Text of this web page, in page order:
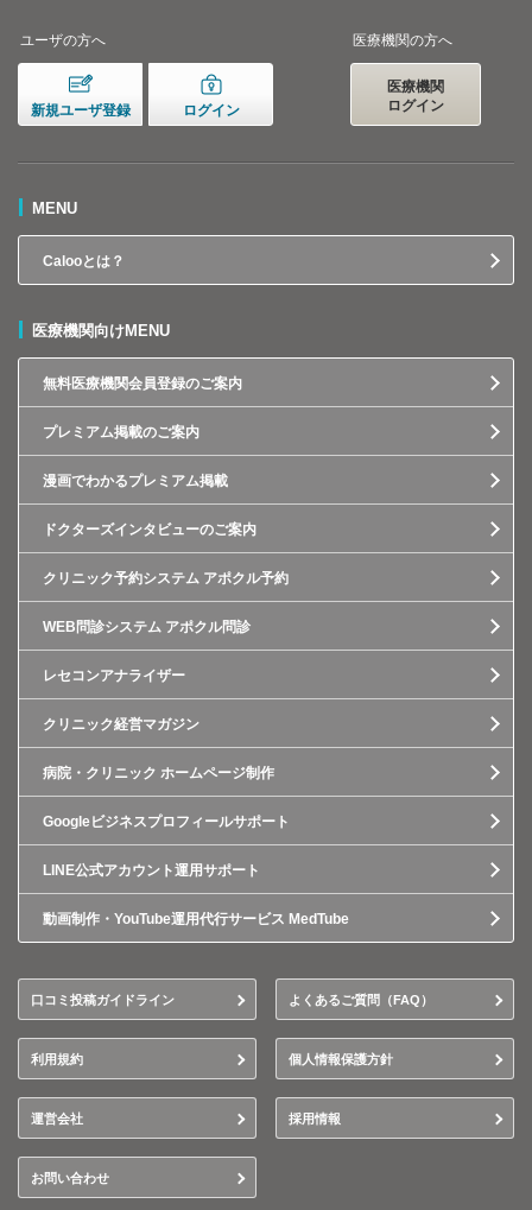
ユーザの方へ
新規ユーザ登録 ログイン
医療機関の方へ
医療機関
ログイン
MENU
Calooとは？
医療機関向けMENU
無料医療機関会員登録のご案内
プレミアム掲載のご案内
漫画でわかるプレミアム掲載
ドクターズインタビューのご案内
クリニック予約システム アポクル予約
WEB問診システム アポクル問診
レセコンアナライザー
クリニック経営マガジン
病院・クリニック ホームページ制作
Googleビジネスプロフィールサポート
LINE公式アカウント運用サポート
動画制作・YouTube運用代行サービス MedTube
口コミ投稿ガイドライン よくあるご質問（FAQ）
利用規約 個人情報保護方針
運営会社 採用情報
お問い合わせ